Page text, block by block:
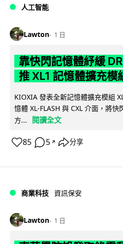
人工智能
Lawton 1 日
靠快閃記憶體紓緩
推 XL1 記憶體擴充模
KIOXIA 發表全新記憶體擴充模組
憶體 XL-FLASH 與 CXL 介面，將
方...
閱讀全文
85 5 ↗ 分享
商業科技 資訊保安
Lawton 1 日